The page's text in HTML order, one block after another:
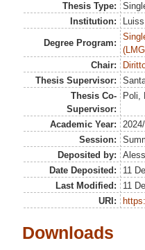
Thesis Type:
Institution:
Degree Program:
Chair:
Thesis Supervisor:
Thesis Co-
Supervisor:
Poli,
Academic Year:
Session:
Deposited by:
Date Deposited:
11
Last Modified:
11
URI:
Downloads